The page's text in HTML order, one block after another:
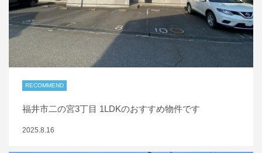
RECOMMEND
福井市二の宮3丁目 1LDKのおすすめ物件です
2025.8.16